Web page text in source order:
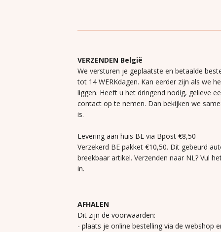
VERZENDEN België
We versturen je geplaatste en betaalde
tot 14 WERKdagen. Kan eerder zijn als we
liggen. Heeft u het dringend nodig, gelieve
contact op te nemen. Dan bekijken we
is.
Levering aan huis BE via Bpost €8,50
Verzekerd BE pakket €10,50. Dit gebeurd
breekbaar artikel. Verzenden naar NL? Vul
in.
AFHALEN
Dit zijn de voorwaarden:
- plaats je online bestelling via de webshop